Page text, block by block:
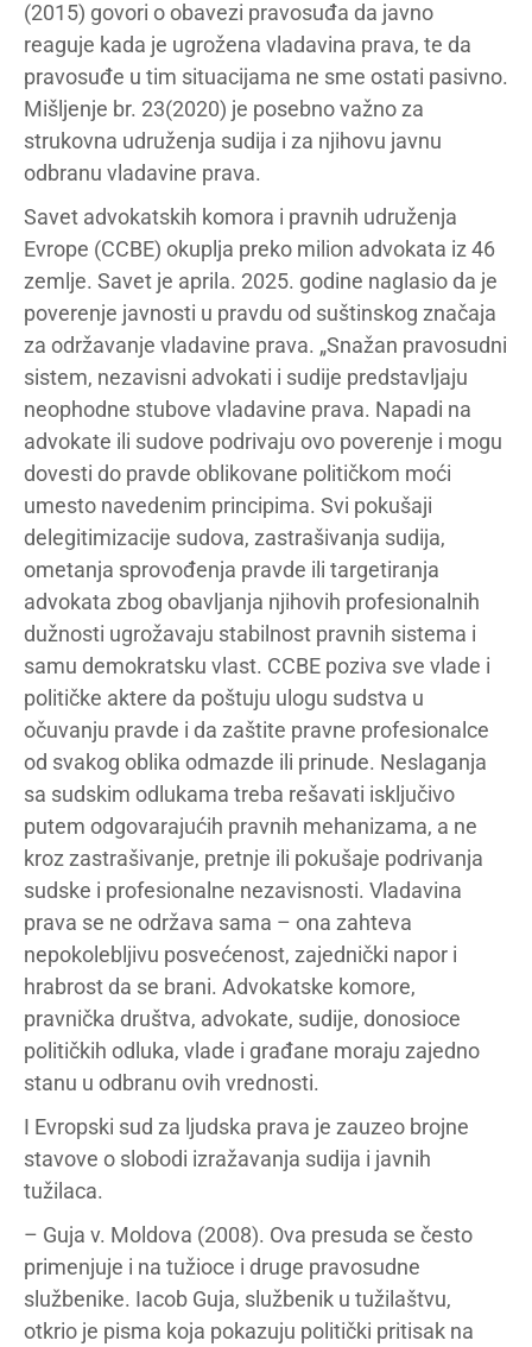
(2015) govori o obavezi pravosuđa da javno
reaguje kada je ugrožena vladavina prava, te da
pravosuđe u tim situacijama ne sme ostati pasivno.
Mišljenje br. 23(2020) je posebno važno za
strukovna udruženja sudija i za njihovu javnu
odbranu vladavine prava.
Savet advokatskih komora i pravnih udruženja
Evrope (CCBE) okuplja preko milion advokata iz 46
zemlje. Savet je aprila. 2025. godine naglasio da je
poverenje javnosti u pravdu od suštinskog značaja
za održavanje vladavine prava. „Snažan pravosudni
sistem, nezavisni advokati i sudije predstavljaju
neophodne stubove vladavine prava. Napadi na
advokate ili sudove podrivaju ovo poverenje i mogu
dovesti do pravde oblikovane političkom moći
umesto navedenim principima. Svi pokušaji
delegitimizacije sudova, zastrašivanja sudija,
ometanja sprovođenja pravde ili targetiranja
advokata zbog obavljanja njihovih profesionalnih
dužnosti ugrožavaju stabilnost pravnih sistema i
samu demokratsku vlast. CCBE poziva sve vlade i
političke aktere da poštuju ulogu sudstva u
očuvanju pravde i da zaštite pravne profesionalce
od svakog oblika odmazde ili prinude. Neslaganja
sa sudskim odlukama treba rešavati isključivo
putem odgovarajućih pravnih mehanizama, a ne
kroz zastrašivanje, pretnje ili pokušaje podrivanja
sudske i profesionalne nezavisnosti. Vladavina
prava se ne održava sama – ona zahteva
nepokolebljivu posvećenost, zajednički napor i
hrabrost da se brani. Advokatske komore,
pravnička društva, advokate, sudije, donosioce
političkih odluka, vlade i građane moraju zajedno
stanu u odbranu ovih vrednosti.
I Evropski sud za ljudska prava je zauzeo brojne
stavove o slobodi izražavanja sudija i javnih
tužilaca.
– Guja v. Moldova (2008). Ova presuda se često
primenjuje i na tužioce i druge pravosudne
službenike. Iacob Guja, službenik u tužilaštvu,
otkrio je pisma koja pokazuju politički pritisak na